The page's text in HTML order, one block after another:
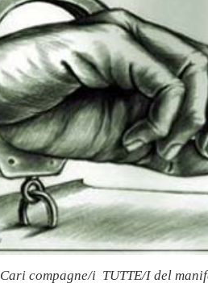
Cari compagne/i TUTTE/I del